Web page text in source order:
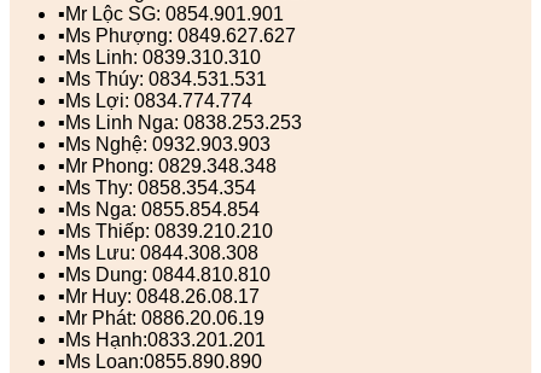
▪️Mr Lộc SG: 0854.901.901
▪️Ms Phượng: 0849.627.627
▪️Ms Linh: 0839.310.310
▪️Ms Thúy: 0834.531.531
▪️Ms Lợi: 0834.774.774
▪️Ms Linh Nga: 0838.253.253
▪️Ms Nghệ: 0932.903.903
▪️Mr Phong: 0829.348.348
▪️Ms Thy: 0858.354.354
▪️Ms Nga: 0855.854.854
▪️Ms Thiếp: 0839.210.210
▪️Ms Lưu: 0844.308.308
▪️Ms Dung: 0844.810.810
▪️Mr Huy: 0848.26.08.17
▪️Mr Phát: 0886.20.06.19
▪️Ms Hạnh:0833.201.201
▪️Ms Loan:0855.890.890